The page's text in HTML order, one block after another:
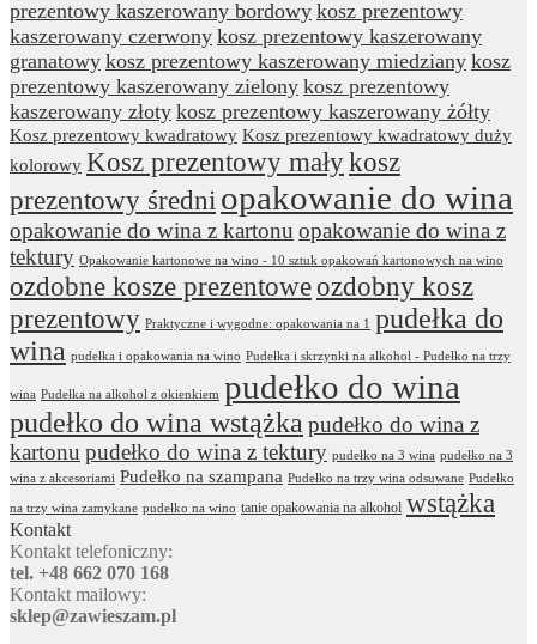
prezentowy kaszerowany bordowy kosz prezentowy
kaszerowany czerwony kosz prezentowy kaszerowany
granatowy kosz prezentowy kaszerowany miedziany kosz
prezentowy kaszerowany zielony kosz prezentowy
kaszerowany złoty kosz prezentowy kaszerowany żółty
Kosz prezentowy kwadratowy Kosz prezentowy kwadratowy duży
kolorowy Kosz prezentowy małykosz
prezentowy średni opakowanie do wina
opakowanie do wina z kartonu opakowanie do wina z
tektury Opakowanie kartonowe na wino - 10 sztuk opakowań kartonowych na wino
ozdobne kosze prezentoweozdobny kosz
prezentowy Praktyczne i wygodne: opakowania na 1
pudełka do
wina pudełka i opakowania na wino Pudełka i skrzynki na alkohol - Pudełko na trzy
wina Pudełka na alkohol z okienkiem pudełko do wina
pudełko do wina wstążka pudełko do wina z
kartonu pudełko do wina z tektury pudełko na 3 wina pudełko na 3
wina z akcesoriami Pudełko na szampana Pudełko na trzy wina odsuwane Pudełko
na trzy wina zamykane pudełko na wino tanie opakowania na alkohol wstążka
Kontakt
Kontakt telefoniczny:
tel. +48 662 070 168
Kontakt mailowy:
sklep@zawieszam.pl